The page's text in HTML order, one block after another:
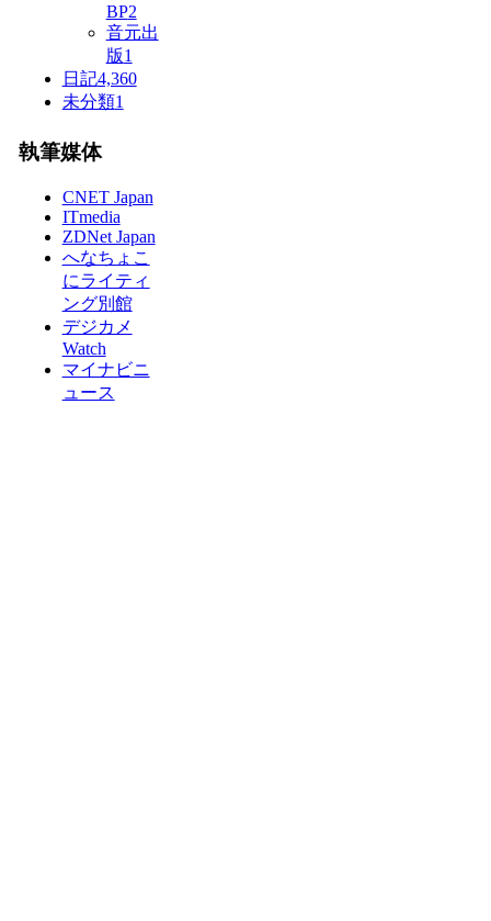
BP2
音元出
版1
日記4,360
未分類1
執筆媒体
CNET Japan
ITmedia
ZDNet Japan
へなちょこ
にライティ
ング別館
デジカメ
Watch
マイナビニ
ュース